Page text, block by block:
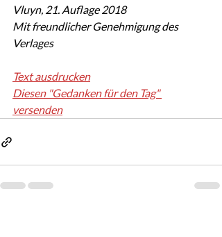
Vluyn, 21. Auflage 2018
Mit freundlicher Genehmigung des
Verlages
Text ausdrucken
Diesen "Gedanken für den Tag"
versenden